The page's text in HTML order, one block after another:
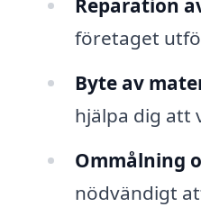
Reparation
företaget
Byte av
hjälpa dig att
Ommålning
nödvändigt